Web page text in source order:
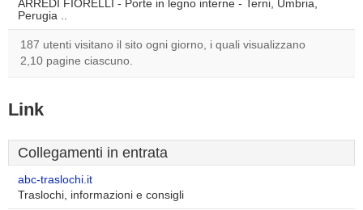
ARREDI FIORELLI - Porte in legno interne - Terni, Umbria,
Perugia ..
187 utenti visitano il sito ogni giorno, i quali visualizzano
2,10 pagine ciascuno.
Link
Collegamenti in entrata
abc-traslochi.it
Traslochi, informazioni e consigli